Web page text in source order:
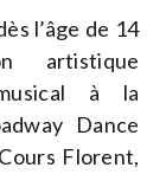
l’âge de 14
artistique
à la
Dance
Florent,